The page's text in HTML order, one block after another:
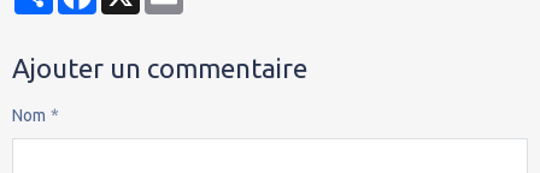
Ajouter un commentaire
Nom